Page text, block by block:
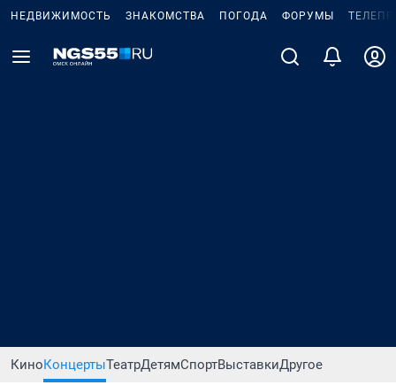
НЕДВИЖИМОСТЬ ЗНАКОМСТВА ПОГОДА ФОРУМЫ
КиноКонцертыТеатрДетямСпортВыставкиДругое